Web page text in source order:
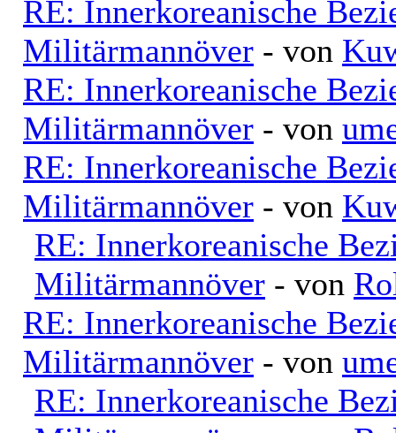
RE: Innerkoreanische
Militärmannöver - von
RE: Innerkoreanische
Militärmannöver - von
RE: Innerkoreanische
Militärmannöver - von
RE: Innerkoreanische
Militärmannöver - von
RE: Innerkoreanische
Militärmannöver - von
RE: Innerkoreanische